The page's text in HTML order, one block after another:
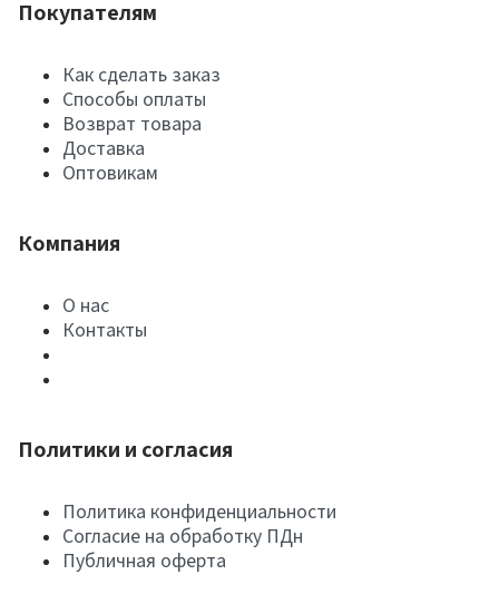
Покупателям
Как сделать заказ
Способы оплаты
Возврат товара
Доставка
Оптовикам
Компания
О нас
Контакты
Политики и согласия
Политика конфиденциальности
Согласие на обработку ПДн
Публичная оферта